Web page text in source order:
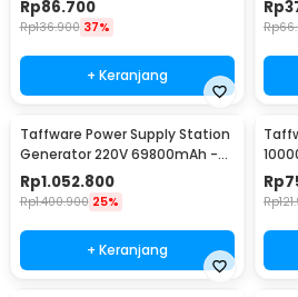
Rp86.700
Rp136.900 37%
+ Keranjang
Rp
Rp
Taffware Power Supply Station
Generator 220V 69800mAh -
OKD180
Rp1.052.800
Rp1.400.900 25%
+ Keranjang
P401
Rp
Rp